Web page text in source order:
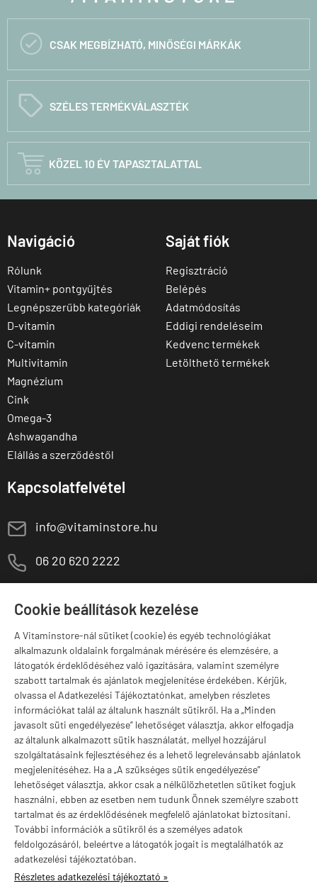
Cookie beállítások kezelése
A Vitaminstore-nál sütiket (cookie) és egyéb technológiákat
alkalmazunk oldalaink forgalmának mérésére és elemzésére, a
látogatók érdeklődéséhez való igazítására, valamint személyre
szabott tartalmak és ajánlatok megjelenítése érdekében. Kérjük,
olvassa el Adatkezelési Tájékoztatónkat, amelyben részletes
információkat talál az általunk használt sütikről. Ha a „Minden
javasolt süti engedélyezése” lehetőséget választja, akkor elfogadja
az általunk alkalmazott sütik használatát, mellyel hozzájárul
szolgáltatásaink fejlesztéséhez és a lehető legrelevánsabb ajánlatok
megjelenítéséhez. Ha a „A szükséges sütik engedélyezése”
lehetőséget választja, akkor csak a nélkülözhetetlen sütiket fogjuk
használni, ebben az esetben nem tudunk Önnek személyre szabott
tartalmat és az érdeklődésének megfelelő ajánlatokat biztosítani.
További információk a sütikről és a személyes adatok
feldolgozásáról, beleértve a látogatók jogait is megtalálhatók az
adatkezelési tájékoztatóban.
Részletes adatkezelési tájékoztató »
 CSAK MEGBÍZHATÓ, MINŐSÉGI MÁRKÁK
C SZÉLES TERMÉKVÁLASZTÉK
 KÖZEL 10 ÉV TAPASZTALATTAL
Navigáció
Rólunk
Vitamin+ pontgyűjtés
Legnépszerűbb kategóriák
D-vitamin
C-vitamin
Multivitamin
Magnézium
Cink
Omega-3
Ashwagandha
Elállás a szerződéstől
Saját fiók
Regisztráció
Belépés
Adatmódosítás
Eddigi rendeléseim
Kedvenc termékek
Letölthető termékek
Kapcsolatfelvétel
E info@vitaminstore.hu
M 06 20 620 2222
Szugló u. 83-85.
Márkák
Valuta választás
vitaminstore.hu -Vitaminstore / Gymstore Hungary